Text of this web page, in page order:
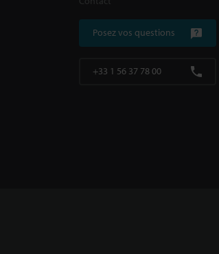
Posez vos questions
+33 1 56 37 78 00